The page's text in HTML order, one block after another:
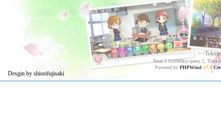
Total 0.010960(s) query 2, Time
Powered by PHPWind v7.0
Desgin by shiorifujisaki